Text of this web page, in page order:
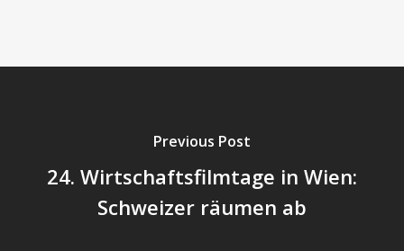
Previous Post
24. Wirtschaftsfilmtage in Wien:
Schweizer räumen ab